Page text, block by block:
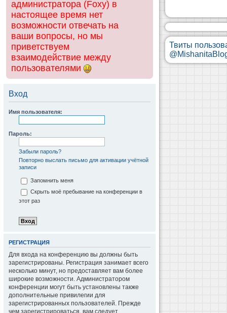
администратора (Foxy) в
настоящее время нет
возможности отвечать на
ваши вопросы, но мы
приветствуем
взаимодействие между
пользователями
Вход
Имя пользователя:
Пароль:
Забыли пароль?
Повторно выслать письмо для активации учётной
записи
Запомнить меня
Скрыть моё пребывание на конференции в
этот раз
РЕГИСТРАЦИЯ
Для входа на конференцию вы должны быть
зарегистрированы. Регистрация занимает всего
несколько минут, но предоставляет вам более
широкие возможности. Администратором
конференции могут быть установлены также
дополнительные привилегии для
зарегистрированных пользователей. Прежде
чем зарегистрироваться, вам следует
Твиты